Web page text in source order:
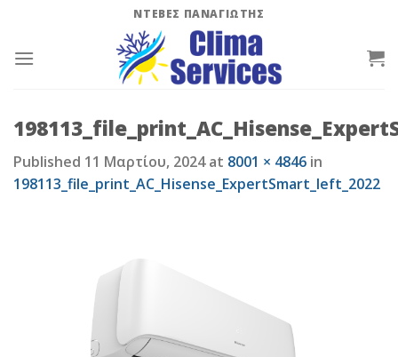
content
ΝΤΕΒΕΣ ΠΑΝΑΓΙΩΤΗΣ
Published 11 Μαρτίου, 2024at 8001 × 4846 in
198113_file_print_AC_Hisense_ExpertSmart_left_2022